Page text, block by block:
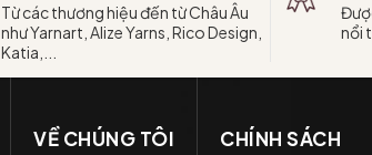
Từ các thương hiệu đến từ Châu Âu
như Yarnart, Alize Yarns, Rico Design,
Katia,...
nổi
VỀ CHÚNG TÔI CHÍNH SÁCH